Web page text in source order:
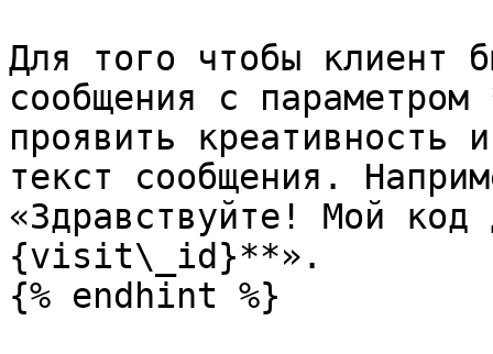
Для того чтобы клиент
сообщения с
проявить креативность
текст сообщения.
«Здравствуйте! Мой
{visit\_id}**».
{% endhint %}